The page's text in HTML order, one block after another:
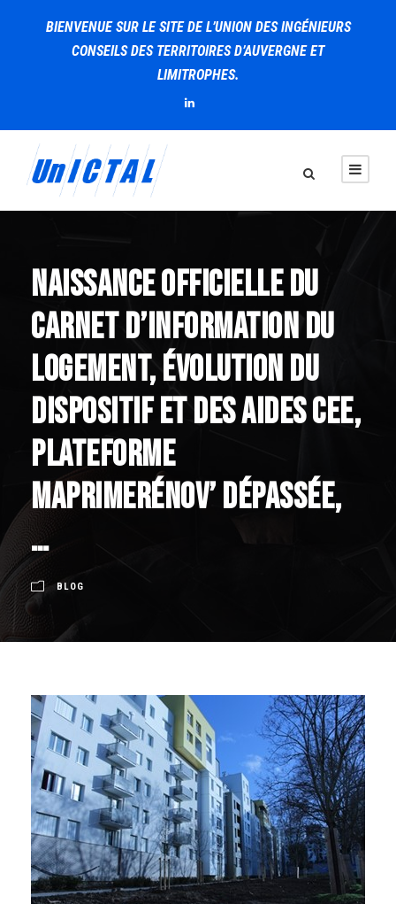
BIENVENUE SUR LE SITE DE L’UNION DES INGÉNIEURS
CONSEILS DES TERRITOIRES D’AUVERGNE ET
LIMITROPHES.
Naissance officielle du
carnet d’information du
logement, évolution du
dispositif et des aides CEE,
Plateforme
MaPrimeRénov’ dépassée,
…
BLOG